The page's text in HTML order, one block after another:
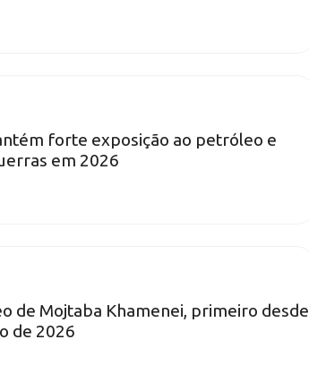
forte exposição ao petróleo e
em 2026
de Mojtaba Khamenei, primeiro desde
de 2026